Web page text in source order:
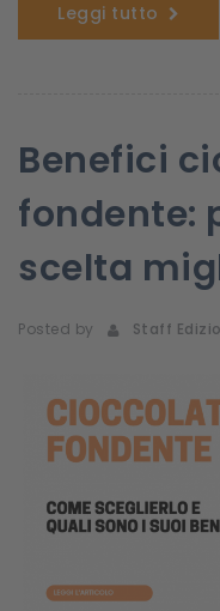
Leggi tutto
Benefici
fondente:
scelta
Posted by Staff